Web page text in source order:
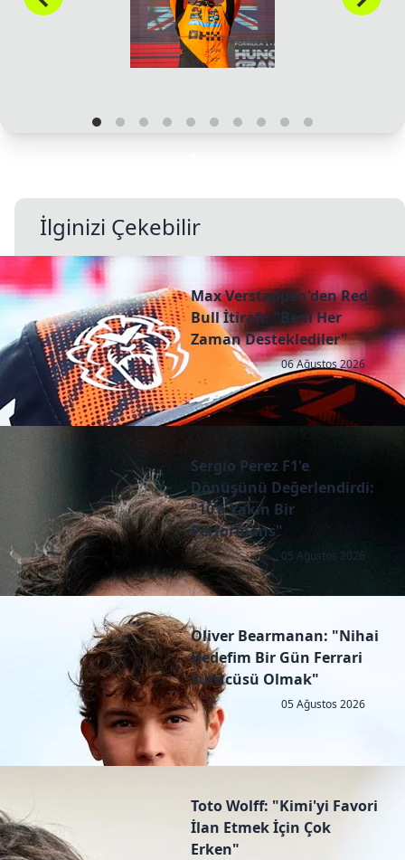
İlginizi Çekebilir
Max Verstappen'den Red
Bull İtirafı: "Beni Her
Zaman Desteklediler"
06 Ağustos 2026
Sergio Perez F1'e
Dönüşünü Değerlendirdi:
"10'a Yakın Bir
Performans"
05 Ağustos 2026
Oliver Bearmanan: "Nihai
Hedefim Bir Gün Ferrari
Sürücüsü Olmak"
05 Ağustos 2026
Toto Wolff: "Kimi'yi Favori
İlan Etmek İçin Çok
Erken"